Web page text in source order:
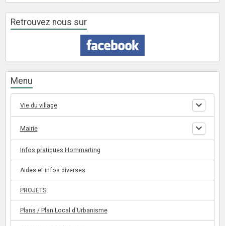
Retrouvez nous sur
Menu
Vie du village
Mairie
Infos pratiques Hommarting
Aides et infos diverses
PROJETS
Plans / Plan Local d'Urbanisme